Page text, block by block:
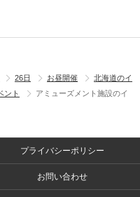
26日 お昼開催
北海道のイ
ント
アミューズメント施設のイ
プライバシーポリシー
お問い合わせ